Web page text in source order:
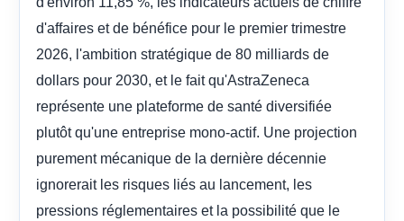
d'affaires et de bénéfice pour le premier trimestre
2026, l'ambition stratégique de 80 milliards de
dollars pour 2030, et le fait qu'AstraZeneca
représente une plateforme de santé diversifiée
plutôt qu'une entreprise mono-actif. Une projection
purement mécanique de la dernière décennie
ignorerait les risques liés au lancement, les
pressions réglementaires et la possibilité que le